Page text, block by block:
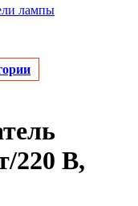
лампы
220 В,